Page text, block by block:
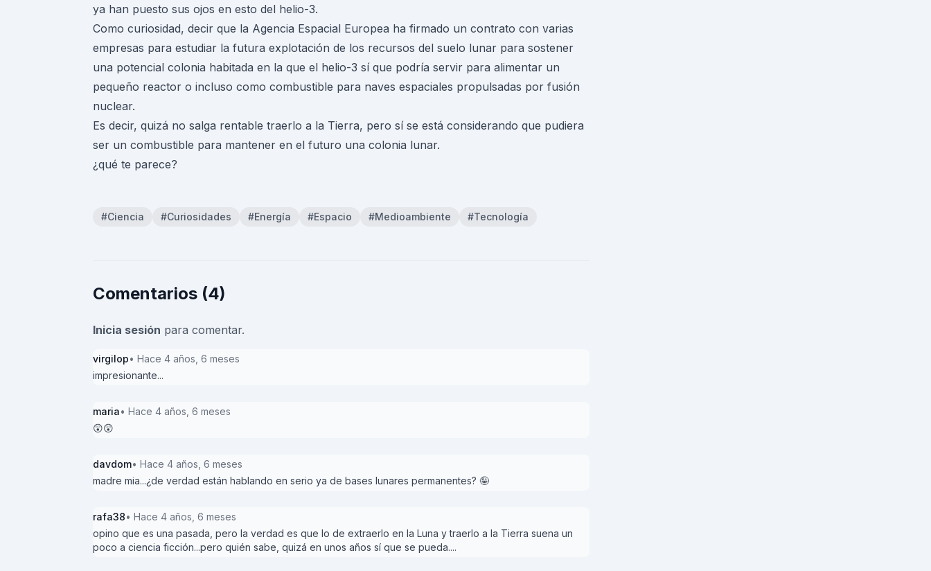
ya han puesto sus ojos en esto del helio-3.
Como curiosidad, decir que la Agencia Espacial Europea ha firmado un contrato con varias
empresas para estudiar la futura explotación de los recursos del suelo lunar para sostener
una potencial colonia habitada en la que el helio-3 sí que podría servir para alimentar un
pequeño reactor o incluso como combustible para naves espaciales propulsadas por fusión
nuclear.
Es decir, quizá no salga rentable traerlo a la Tierra, pero sí se está considerando que pudiera
ser un combustible para mantener en el futuro una colonia lunar.
¿qué te parece?
#Ciencia #Curiosidades #Energía #Espacio #Medioambiente #Tecnología
Comentarios (4)
Inicia sesión para comentar.
virgilop• Hace 4 años, 6 meses
impresionante...
maria• Hace 4 años, 6 meses
😲😲
davdom• Hace 4 años, 6 meses
madre mia...¿de verdad están hablando en serio ya de bases lunares permanentes? 🤪
rafa38• Hace 4 años, 6 meses
opino que es una pasada, pero la verdad es que lo de extraerlo en la Luna y traerlo a la Tierra suena un
poco a ciencia ficción...pero quién sabe, quizá en unos años sí que se pueda....